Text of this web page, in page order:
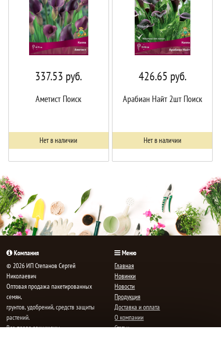
337.53 руб.
Аметист Поиск
Нет в наличии
426.65 руб.
Арабиан Найт 2шт Поиск
Нет в наличии
Компания
© 2026 ИП Степанов Сергей
Николаевич
Oптовая продажа пакетированных
семян,
грунтов, удобрений, средств защиты
растений.
Все права защищены.
Меню
Главная
Новинки
Новости
Продукция
Доставка и оплата
О компании
Статьи